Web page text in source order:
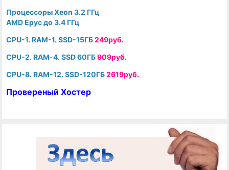
Процессоры Xeon 3.2 ГГц
AMD Epyc до 3.4 ГГц
CPU-1. RAM-1. SSD-15ГБ249руб.
CPU-2. RAM-4. SSD 60ГБ909руб.
CPU-8. RAM-12. SSD-120ГБ2619руб.
Провереный Хостер